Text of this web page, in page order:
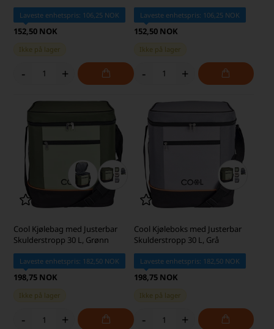
Laveste enhetspris: 106,25 NOK
152,50 NOK
Ikke på lager
- +
Laveste enhetspris: 106,25 NOK
152,50 NOK
Ikke på lager
- +
Cool Kjølebag med Justerbar
Skulderstropp 30 L, Grønn
Laveste enhetspris: 182,50 NOK
198,75 NOK
Ikke på lager
- +
Cool Kjøleboks med Justerbar
Skulderstropp 30 L, Grå
Laveste enhetspris: 182,50 NOK
198,75 NOK
Ikke på lager
- +